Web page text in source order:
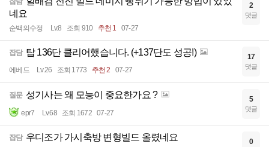
네요
순백의수정 Lv.8 조회 910 추천 1 07-27
2
댓글
잡담 탑 136단 클리어했습니다. (+137단도 성공!)
에베드 Lv.26 조회 1773 추천 2 07-27
17
댓글
질문 성기사는 왜 모능이 중요한가요 ?
epr7 Lv.68 조회 1672 07-27
5
댓글
잡담 우디조가 가시축방 변형빌드 올렸네요 0